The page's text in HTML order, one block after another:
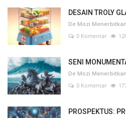
DESAIN TROLY
De Mozi
0 Komentar
SENI
De Mozi
0 Komentar
PROSPEKTUS: